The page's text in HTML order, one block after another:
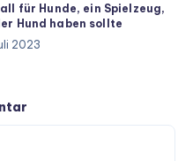
für Hunde, ein Spielzeug,
Hund haben sollte
2023